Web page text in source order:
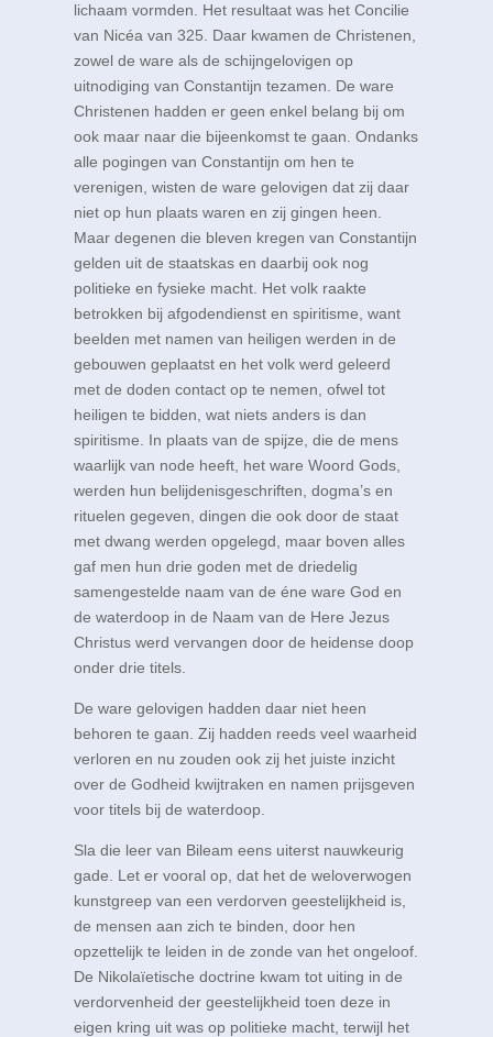
lichaam vormden. Het resultaat was het Concilie
van Nicéa van 325. Daar kwamen de Christenen,
zowel de ware als de schijngelovigen op
uitnodiging van Constantijn tezamen. De ware
Christenen hadden er geen enkel belang bij om
ook maar naar die bijeenkomst te gaan. Ondanks
alle pogingen van Constantijn om hen te
verenigen, wisten de ware gelovigen dat zij daar
niet op hun plaats waren en zij gingen heen.
Maar degenen die bleven kregen van Constantijn
gelden uit de staatskas en daarbij ook nog
politieke en fysieke macht. Het volk raakte
betrokken bij afgodendienst en spiritisme, want
beelden met namen van heiligen werden in de
gebouwen geplaatst en het volk werd geleerd
met de doden contact op te nemen, ofwel tot
heiligen te bidden, wat niets anders is dan
spiritisme. In plaats van de spijze, die de mens
waarlijk van node heeft, het ware Woord Gods,
werden hun belijdenisgeschriften, dogma’s en
rituelen gegeven, dingen die ook door de staat
met dwang werden opgelegd, maar boven alles
gaf men hun drie goden met de driedelig
samengestelde naam van de éne ware God en
de waterdoop in de Naam van de Here Jezus
Christus werd vervangen door de heidense doop
onder drie titels.
De ware gelovigen hadden daar niet heen
behoren te gaan. Zij hadden reeds veel waarheid
verloren en nu zouden ook zij het juiste inzicht
over de Godheid kwijtraken en namen prijsgeven
voor titels bij de waterdoop.
Sla die leer van Bileam eens uiterst nauwkeurig
gade. Let er vooral op, dat het de weloverwogen
kunstgreep van een verdorven geestelijkheid is,
de mensen aan zich te binden, door hen
opzettelijk te leiden in de zonde van het ongeloof.
De Nikolaïetische doctrine kwam tot uiting in de
verdorvenheid der geestelijkheid toen deze in
eigen kring uit was op politieke macht, terwijl het